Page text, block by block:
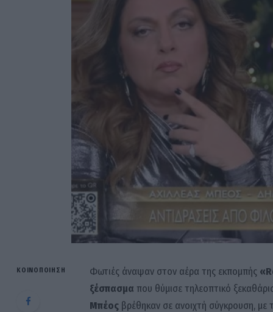
ΚΟΙΝΟΠΟΊΗΣΗ Φωτιές άναψαν στον αέρα της εκπομπής
ξέσπασμα που θύμισε τηλεοπτικό
Μπέοςβρέθηκαν σε ανοιχτή σύγκρουση, με